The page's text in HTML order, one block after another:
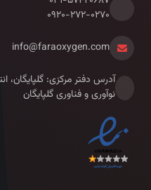
۰۹۲۰-۲۷۲-۰۲۷۰
info@faraoxygen.com
آدرس دفتر مرکزی: گلپایگان،
نوآوری و فناوری گلپایگان